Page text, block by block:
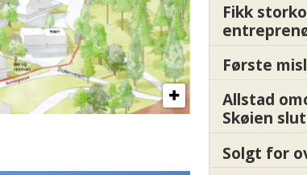
Fikk
Første
Allstad
Skøien
Solgt for